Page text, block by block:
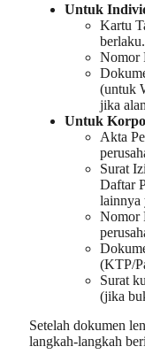
Untuk
Kartu
berlaku.
Nomor
(untuk
jika
Untuk
Akta
Surat
Daftar
lainnya
Nomor
(KTP/
Surat
(jika
Setelah dokumen
langkah-langkah